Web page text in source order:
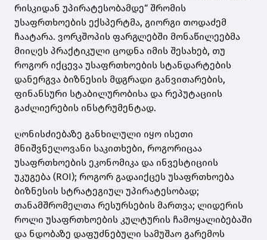
რისკიდან უპირატესობამდე“ შრომის
უსაფრთხოების ექსპერტმა, გიორგი თოდაძემ
ჩაატარა. ვორკშოპის ფარგლებში მონაწილეებმა
მიიღეს პრაქტიკული ცოდნა იმის შესახებ, თუ
როგორ იქცევა უსაფრთხოების სტანდარტების
დანერგვა ბიზნესის მდგრადი განვითარების,
ფინანსური სტაბილურობისა და რეპუტაციის
გაძლიერების ინსტრუმენტად.
ღონისძიებაზე განხილული იყო ისეთი
მნიშვნელოვანი საკითხები, როგორიცაა
უსაფრთხოების ეკონომიკა და ინვესტიციის
უკუგება (ROI); როგორ გადაიქცეს უსაფრთხოება
ბიზნესის სტრატეგიულ უპირატესობად;
თანამშრომელთა რესურსების მართვა; ლიდერის
როლი უსაფრთხოების კულტურის ჩამოყალიბებაში
და ნდობაზე დაფუძნებული სამუშაო გარემოს